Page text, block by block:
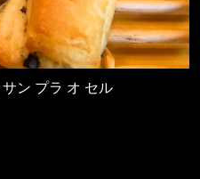
ン プラ オ セル